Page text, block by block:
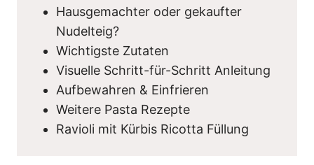
Hausgemachter oder gekaufter
Nudelteig?
Wichtigste Zutaten
Visuelle Schritt-für-Schritt Anleitung
Aufbewahren & Einfrieren
Weitere Pasta Rezepte
Ravioli mit Kürbis Ricotta Füllung